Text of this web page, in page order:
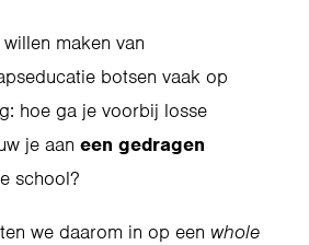
maken van
botsen vaak op
hoe ga je voorbij losse
je aan een gedragen
school?
we daarom in op een whole